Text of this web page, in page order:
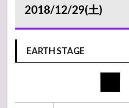
2018/12/29(土)
EARTH STAGE